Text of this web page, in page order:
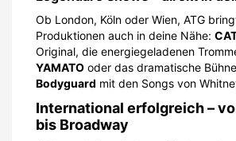
Ob London, Köln oder Wien, ATG
Produktionen auch in deine Nähe:
Original, die energiegeladenen
YAMATO oder das dramatische
Bodyguard mit den Songs von
International erfolgreich –
bis Broadway